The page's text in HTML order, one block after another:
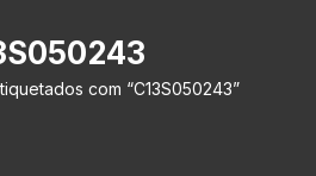
com “C13S050243”